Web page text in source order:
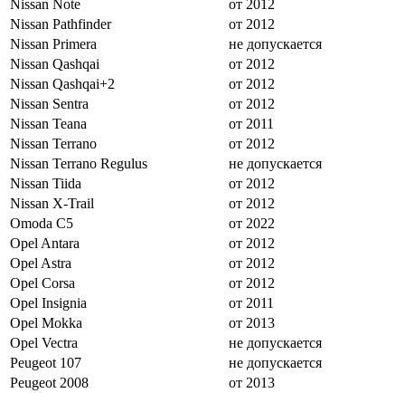
Nissan Note
от 2012
Nissan Pathfinder
от 2012
Nissan Primera
не допускается
Nissan Qashqai
от 2012
Nissan Qashqai+2
от 2012
Nissan Sentra
от 2012
Nissan Teana
от 2011
Nissan Terrano
от 2012
Nissan Terrano Regulus
не допускается
Nissan Tiida
от 2012
Nissan X-Trail
от 2012
Omoda C5
от 2022
Opel Antara
от 2012
Opel Astra
от 2012
Opel Corsa
от 2012
Opel Insignia
от 2011
Opel Mokka
от 2013
Opel Vectra
не допускается
Peugeot 107
не допускается
Peugeot 2008
от 2013